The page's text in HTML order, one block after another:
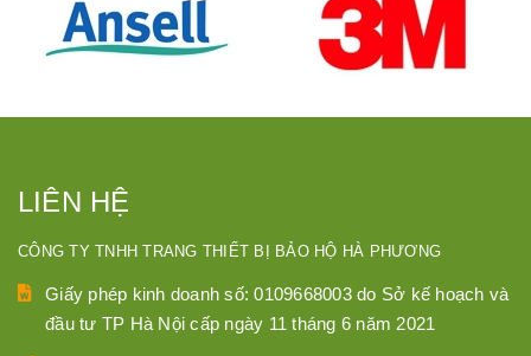
LIÊN HỆ
CÔNG TY TNHH TRANG THIẾT BỊ BẢO HỘ HÀ PHƯƠNG
Giấy phép kinh doanh số: 0109668003 do Sở kế hoạch và
đầu tư TP Hà Nội cấp ngày 11 tháng 6 năm 2021